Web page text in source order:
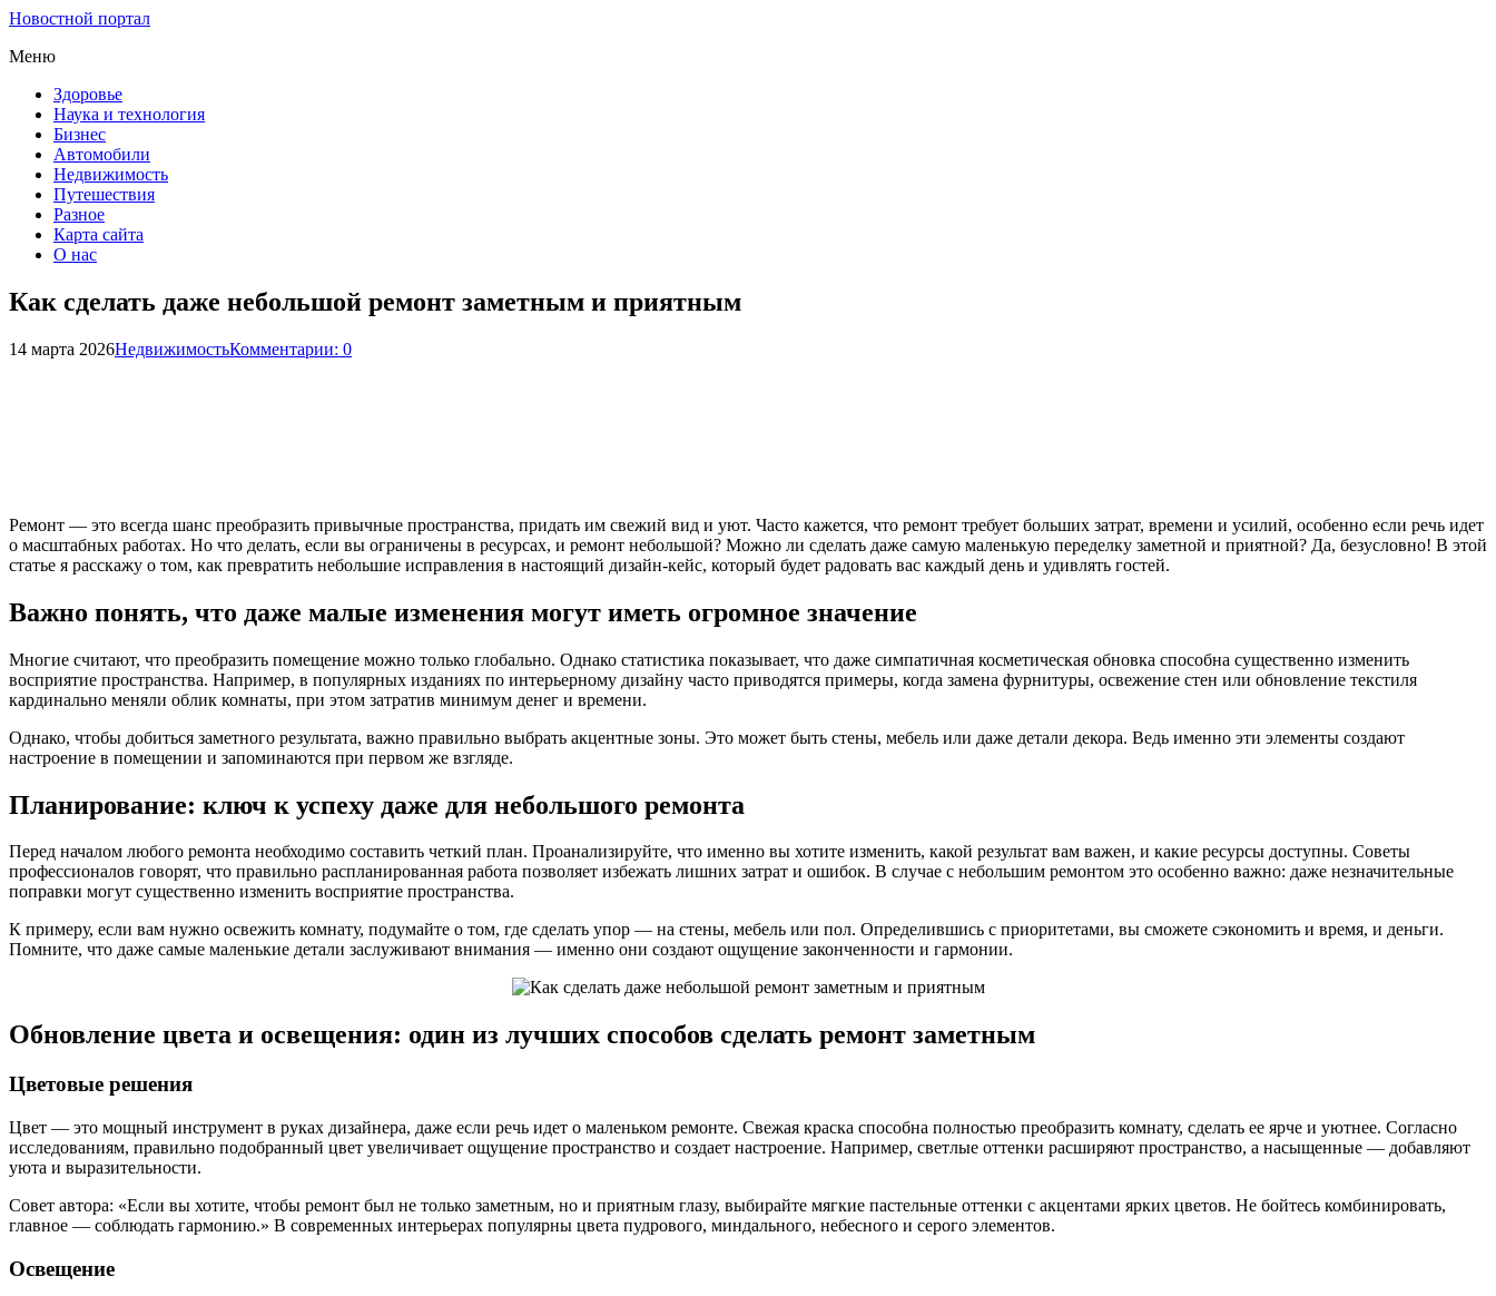
Новостной портал
Меню
Здоровье
Наука и технология
Бизнес
Автомобили
Недвижимость
Путешествия
Разное
Карта сайта
О нас
Как сделать даже небольшой ремонт заметным и приятным
14 марта 2026НедвижимостьКомментарии: 0
Ремонт — это всегда шанс преобразить привычные пространства, придать им свежий вид и уют. Часто кажется, что ремонт требует больших затрат, времени и усилий, особенно если речь идет
о масштабных работах. Но что делать, если вы ограничены в ресурсах, и ремонт небольшой? Можно ли сделать даже самую маленькую переделку заметной и приятной? Да, безусловно! В этой
статье я расскажу о том, как превратить небольшие исправления в настоящий дизайн-кейс, который будет радовать вас каждый день и удивлять гостей.
Важно понять, что даже малые изменения могут иметь огромное значение
Многие считают, что преобразить помещение можно только глобально. Однако статистика показывает, что даже симпатичная косметическая обновка способна существенно изменить
восприятие пространства. Например, в популярных изданиях по интерьерному дизайну часто приводятся примеры, когда замена фурнитуры, освежение стен или обновление текстиля
кардинально меняли облик комнаты, при этом затратив минимум денег и времени.
Однако, чтобы добиться заметного результата, важно правильно выбрать акцентные зоны. Это может быть стены, мебель или даже детали декора. Ведь именно эти элементы создают
настроение в помещении и запоминаются при первом же взгляде.
Планирование: ключ к успеху даже для небольшого ремонта
Перед началом любого ремонта необходимо составить четкий план. Проанализируйте, что именно вы хотите изменить, какой результат вам важен, и какие ресурсы доступны. Советы
профессионалов говорят, что правильно распланированная работа позволяет избежать лишних затрат и ошибок. В случае с небольшим ремонтом это особенно важно: даже незначительные
поправки могут существенно изменить восприятие пространства.
К примеру, если вам нужно освежить комнату, подумайте о том, где сделать упор — на стены, мебель или пол. Определившись с приоритетами, вы сможете сэкономить и время, и деньги.
Помните, что даже самые маленькие детали заслуживают внимания — именно они создают ощущение законченности и гармонии.
Обновление цвета и освещения: один из лучших способов сделать ремонт заметным
Цветовые решения
Цвет — это мощный инструмент в руках дизайнера, даже если речь идет о маленьком ремонте. Свежая краска способна полностью преобразить комнату, сделать ее ярче и уютнее. Согласно
исследованиям, правильно подобранный цвет увеличивает ощущение пространство и создает настроение. Например, светлые оттенки расширяют пространство, а насыщенные — добавляют
уюта и выразительности.
Совет автора: «Если вы хотите, чтобы ремонт был не только заметным, но и приятным глазу, выбирайте мягкие пастельные оттенки с акцентами ярких цветов. Не бойтесь комбинировать,
главное — соблюдать гармонию.» В современных интерьерах популярны цвета пудрового, миндального, небесного и серого элементов.
Освещение